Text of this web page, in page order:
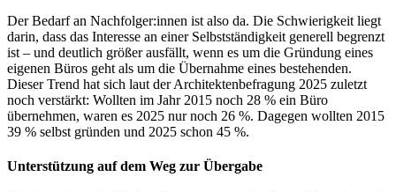
Der Bedarf an Nachfolger:innen ist also da. Die Schwierigkeit liegt
darin, dass das Interesse an einer Selbstständigkeit generell begrenzt
ist – und deutlich größer ausfällt, wenn es um die Gründung eines
eigenen Büros geht als um die Übernahme eines bestehenden.
Dieser Trend hat sich laut der Architektenbefragung 2025 zuletzt
noch verstärkt: Wollten im Jahr 2015 noch 28 % ein Büro
übernehmen, waren es 2025 nur noch 26 %. Dagegen wollten 2015
39 % selbst gründen und 2025 schon 45 %.
Unterstützung auf dem Weg zur Übergabe